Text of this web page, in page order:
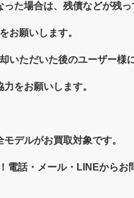
た場合は、残債などが残
お願いします。
いただいた後のユーザー様
をお願いします。
デルがお買取対象です。
話・メール・LINEからお